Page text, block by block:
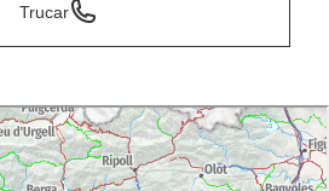
Trucar